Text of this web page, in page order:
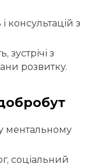
консультацій з
зустрічі з
розвитку.
ментальному
соціальний